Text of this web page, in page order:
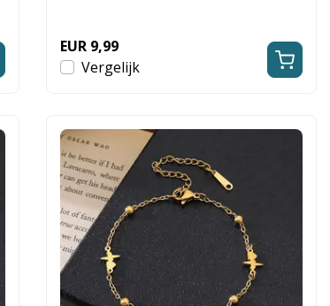
EUR 9,99
Vergelijk